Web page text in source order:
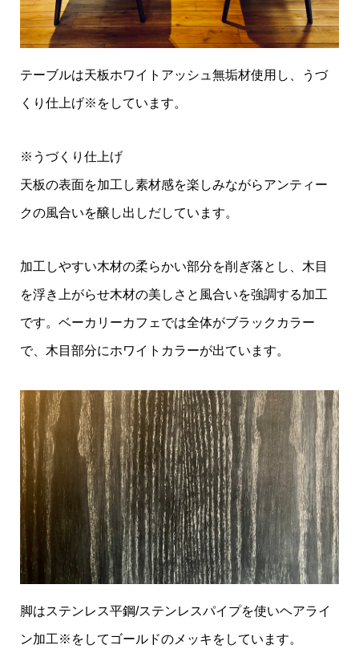
テーブルは天板ホワイトアッシュ無垢材使用し、うづ
くり仕上げ※をしています。
※うづくり仕上げ
天板の表面を加工し素材感を楽しみながらアンティー
クの風合いを醸し出しだしています。
加工しやすい木材の柔らかい部分を削ぎ落とし、木目
を浮き上がらせ木材の美しさと風合いを強調する加工
です。ベーカリーカフェでは全体がブラックカラー
で、木目部分にホワイトカラーが出ています。
脚はステンレス平鋼/ステンレスパイプを使いヘアライ
ン加工※をしてゴールドのメッキをしています。